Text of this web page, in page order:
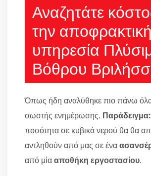
Αναζητάτε
την αποφρακτική
υπηρεσία
Βόθρου
Όπως ήδη αναλύθηκε πιο πάνω όλα
σωστής ενημέρωσης. Παράδειγμα:
ποσότητα σε κυβικά νερού θα θα
αντληθούν από μας σε ένα
από μίααποθήκη εργοστασίου.